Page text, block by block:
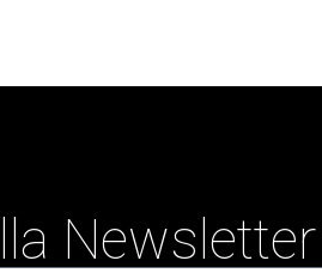
Newsletter